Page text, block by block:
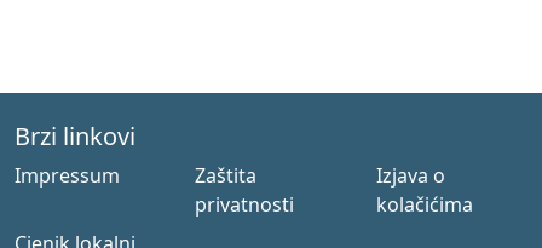
Brzi linkovi
Impressum
Zaštita
privatnosti
Izjava o
kolačićima